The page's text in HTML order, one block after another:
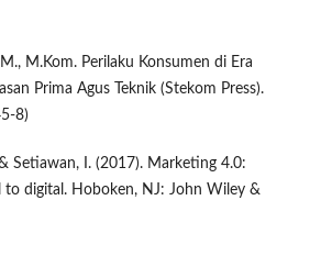
M.Kom. Perilaku Konsumen di Era
Prima Agus Teknik (Stekom Press).
8)
Setiawan, I. (2017). Marketing 4.0:
digital. Hoboken, NJ: John Wiley &